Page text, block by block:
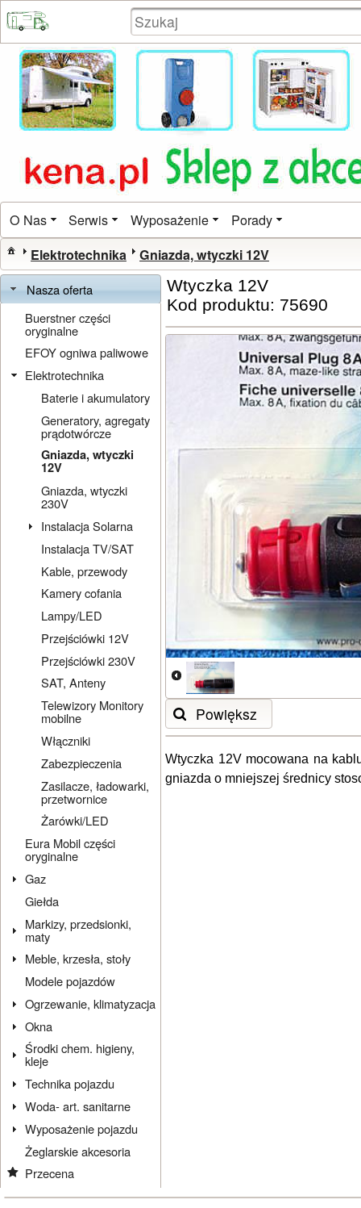
O Nas Serwis Wyposażenie Porady
Elektrotechnika Gniazda, wtyczki 12V
Nasza oferta
Buerstner części
oryginalne
EFOY ogniwa paliwowe
Elektrotechnika
Baterie i akumulatory
Generatory, agregaty
prądotwórcze
Gniazda, wtyczki
12V
Gniazda, wtyczki
230V
Instalacja Solarna
Instalacja TV/SAT
Kable, przewody
Kamery cofania
Lampy/LED
Przejściówki 12V
Przejściówki 230V
SAT, Anteny
Telewizory Monitory
mobilne
Włączniki
Zabezpieczenia
Zasilacze, ładowarki,
przetwornice
Żarówki/LED
Eura Mobil części
oryginalne
Gaz
Giełda
Markizy, przedsionki,
maty
Meble, krzesła, stoły
Modele pojazdów
Ogrzewanie, klimatyzacja
Okna
Środki chem. higieny,
kleje
Technika pojazdu
Woda- art. sanitarne
Wyposażenie pojazdu
Żeglarskie akcesoria
Przecena
Wtyczka 12V
Kod produktu: 75690
Powiększ
Wtyczka 12V mocowana na
gniazda o mniejszej średnicy